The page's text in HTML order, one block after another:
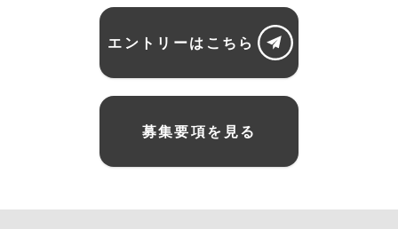
エントリーはこちら
募集要項を見る